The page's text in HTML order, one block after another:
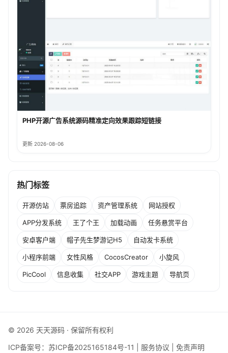
PHP开源广告系统源码精准定向效果跟踪短链接
更新 2026-08-06
热门标签
开源仿站 票房追踪 资产管理系统 网站授权
APP分发系统 王了个王 加载动画 任务悬赏平台
安卓客户端 帽子先生梦游记H5 自动发卡系统
小程序前端 女性风格 CocosCreator 小旋风
PicCool 信息收集 社交APP 游戏主题 导航页
© 2026 天天源码 · 保留所有权利
ICP备案号： 苏ICP备2025165184号-11 服务协议 免责声明